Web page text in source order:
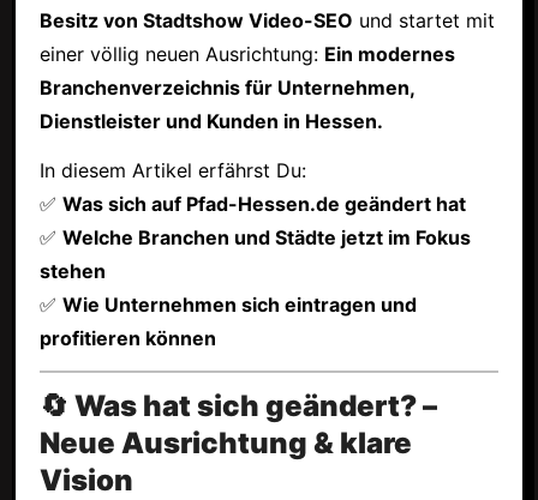
Besitz von Stadtshow Video-SEO und startet mit
einer völlig neuen Ausrichtung: Ein modernes
Branchenverzeichnis für Unternehmen,
Dienstleister und Kunden in Hessen.
In diesem Artikel erfährst Du:
✅ Was sich auf Pfad-Hessen.de geändert hat
✅ Welche Branchen und Städte jetzt im Fokus
stehen
✅ Wie Unternehmen sich eintragen und
profitieren können
🔄 Was hat sich geändert? –
Neue Ausrichtung & klare
Vision